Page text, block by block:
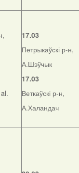
17.03
Петрыкаўскі р-н,
А.Шэўчык
17.03
Веткаўскі р-н,
А.Халандач